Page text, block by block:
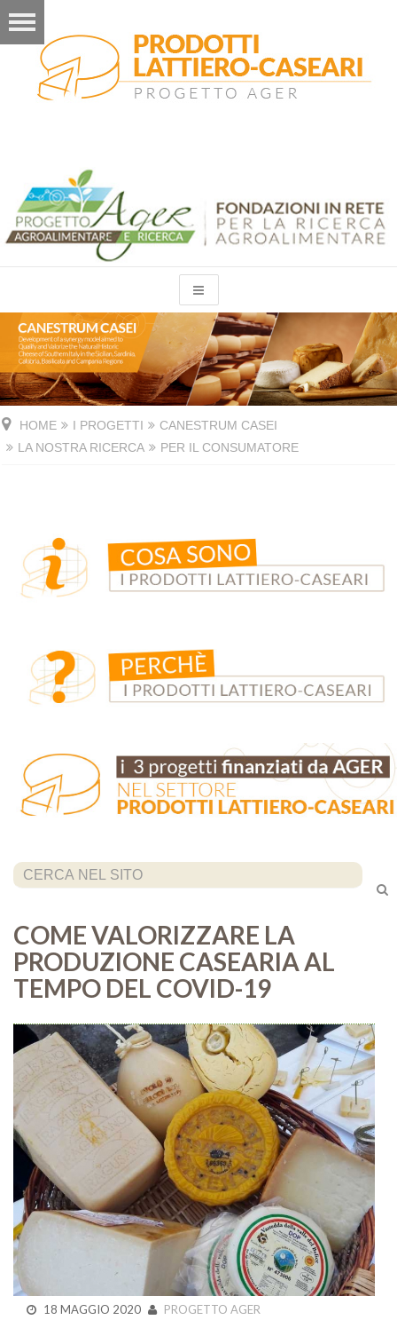
HOME I PROGETTI
CANESTRUM CASEI
LA NOSTRA RICERCA
PER IL CONSUMATORE
Cerca...
COME VALORIZZARE LA
PRODUZIONE CASEARIA AL
TEMPO DEL COVID-19
18 MAGGIO 2020
PROGETTO AGER